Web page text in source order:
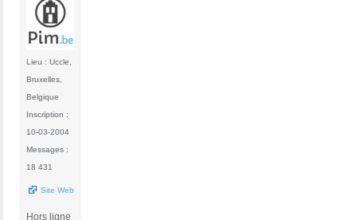
Lieu : Uccle,
Bruxelles,
Belgique
Inscription :
10-03-2004
Messages :
18 431
Site Web
Hors ligne